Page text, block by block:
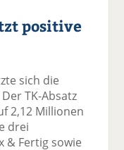
positive
sich die
TK-Absatz
2,12 Millionen
drei
& Fertig sowie